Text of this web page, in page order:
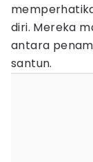
diri. Mereka
antara
santun.